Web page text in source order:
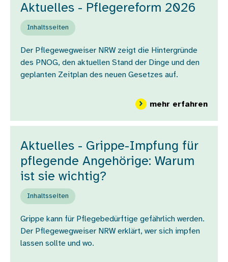
Aktuelles - Pflegereform 2026
Inhaltsseiten
Der Pflegewegweiser NRW zeigt die Hintergründe
des PNOG, den aktuellen Stand der Dinge und den
geplanten Zeitplan des neuen Gesetzes auf.
mehr erfahrenüber
Aktuelles - Grippe-Impfung für
pflegende Angehörige: Warum
ist sie wichtig?
Inhaltsseiten
Grippe kann für Pflegebedürftige gefährlich werden.
Der Pflegewegweiser NRW erklärt, wer sich impfen
lassen sollte und wo.